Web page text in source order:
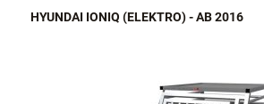
HYUNDAI IONIQ (ELEKTRO) - AB 2016